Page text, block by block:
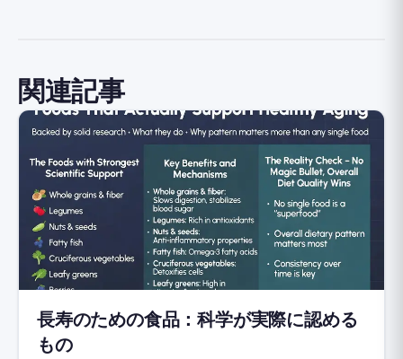
関連記事
長寿のための食品：科学が実際に認める
もの